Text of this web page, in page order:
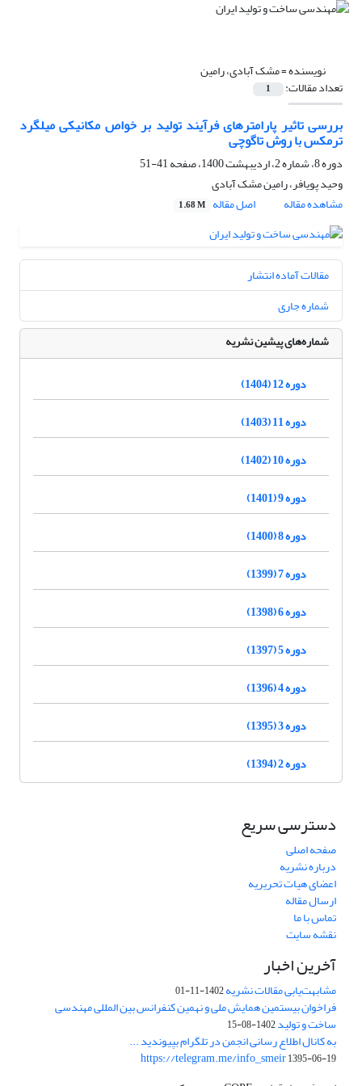
نویسنده =مشک آبادی، رامین
تعداد مقالات: 1
بررسی تاثیر پارامترهای ﻓﺮآﯾﻨﺪ تولید بر خواص مکانیکی میلگرد
ترمکس با روش تاگوچی
دوره 8، شماره 2، اردیبهشت 1400، صفحه
41-51
وحید پویافر، رامین مشک آبادی
مشاهده مقاله
اصل مقاله 1.68 M
مقالات آماده انتشار
شماره جاری
شماره‌های پیشین نشریه
دوره 12 (1404)
دوره 11 (1403)
دوره 10 (1402)
دوره 9 (1401)
دوره 8 (1400)
دوره 7 (1399)
دوره 6 (1398)
دوره 5 (1397)
دوره 4 (1396)
دوره 3 (1395)
دوره 2 (1394)
دسترسی سریع
صفحه اصلی
درباره نشریه
اعضای هیات تحریریه
ارسال مقاله
تماس با ما
نقشه سایت
آخرین اخبار
مشابهت‌یابی مقالات نشریه1402-11-01
فراخوان بیستمین همایش ملی و نهمین کنفرانس بین المللی مهندسی
ساخت و تولید1402-08-15
به کانال اطلاع رسانی انجمن در تلگرام بپیوندید ...
https://telegram.me/info_smeir1395-06-19